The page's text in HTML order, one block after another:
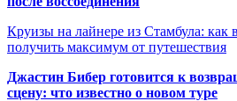
Круизы на лайнере из Стамбула:
получить максимум от путешествия
Джастин Бибер готовится к
сцену: что известно о новом туре